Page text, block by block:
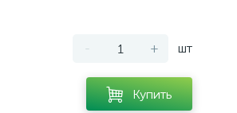
- + шт
Купить